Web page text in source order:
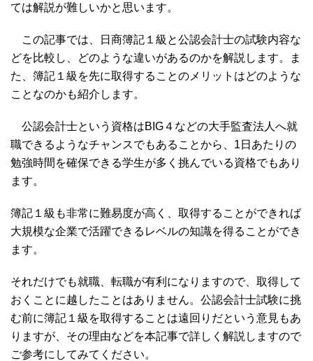
ては解説が難しいかと思います。
この記事では、日商簿記１級と公認会計士の試験内容な
どを比較し、どのような違いがあるのかを解説します。ま
た、簿記１級を先に取得することのメリットはどのような
ことなのかも紹介します。
公認会計士という資格はBIG４などの大手監査法人へ就
職できるようなチャンスでもあることから、1日あたりの
勉強時間を確保できる学生が多く挑んでいる資格でもあり
ます。
簿記１級も非常に難易度が高く、取得することができれば
大規模な企業で活躍できるレベルの知識を得ることができ
ます。
それだけでも就職、転職が有利になりますので、取得して
おくことに越したことはありません。公認会計士試験に挑
む前に簿記１級を取得することは遠回りだという意見もあ
りますが、その理由などを本記事で詳しく解説しますので
ご参考にしてみてください。